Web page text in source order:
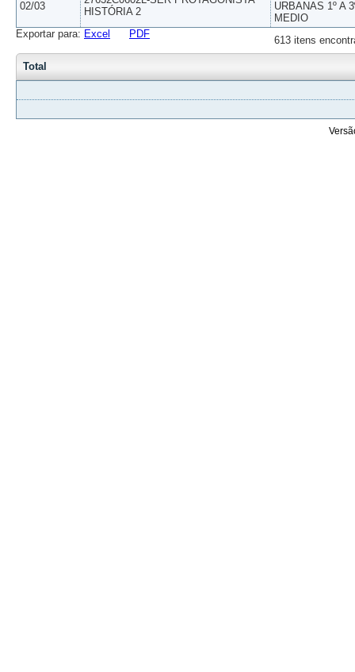
02/03
HISTÓRIA 2
URBANAS 1º A
MEDIO
613 itens
Exportar para: Excel PDF
Total